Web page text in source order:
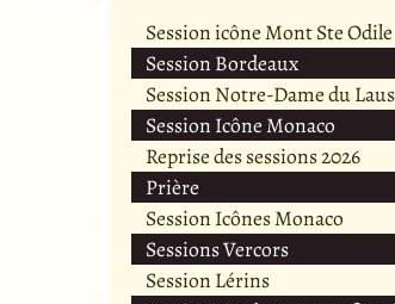
Session icône Mont Ste Odile
Session Bordeaux
Session Notre-Dame du Laus
Session Icône Monaco
Reprise des sessions 2026
Prière
Session Icônes Monaco
Sessions Vercors
Session Lérins